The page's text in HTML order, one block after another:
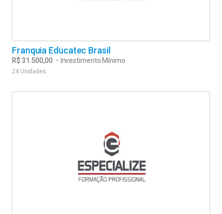
R$ 31.500,00 • Investimento Mínimo
Franquia Educatec Brasil
24 Unidades